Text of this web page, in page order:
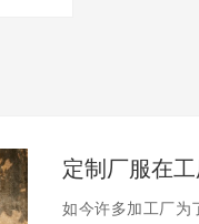
如今许多加工厂为